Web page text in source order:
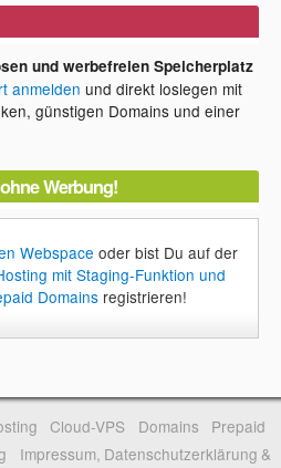
und werbefreien Speicherplatz
anmelden und direkt loslegen mit
günstigen Domains und einer
Werbung!
Webspace oder bist Du auf der
mit Staging-Funktion und
Domains registrieren!
Cloud-VPS Domains
Prepaid
Impressum, Datenschutzerklärung &